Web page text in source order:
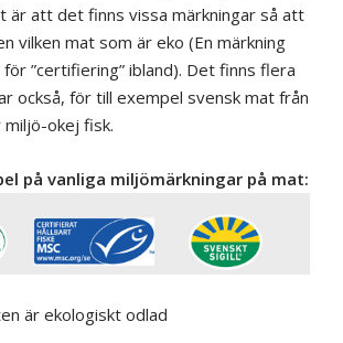
är att det finns vissa märkningar så att
vilken mat som är eko (En märkning
för ”certifiering” ibland). Det finns flera
också, för till exempel svensk mat från
okej fisk.
på vanliga miljömärkningar på mat:
är ekologiskt odlad